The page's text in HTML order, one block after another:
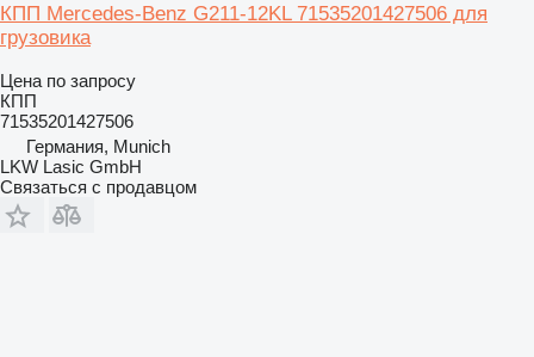
КПП Mercedes-Benz G211-12KL 71535201427506 для
грузовика
Цена по запросу
КПП
71535201427506
Германия, Munich
LKW Lasic GmbH
Связаться с продавцом